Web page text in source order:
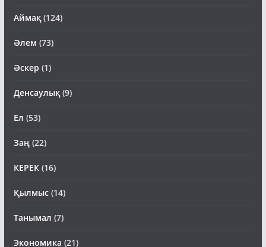
Аймақ(124)
Әлем (73)
Әскер (1)
Денсаулық(9)
Ел (53)
Заң(22)
КЕРЕК(16)
Қылмыс(14)
Танымал (7)
Экономика (21)